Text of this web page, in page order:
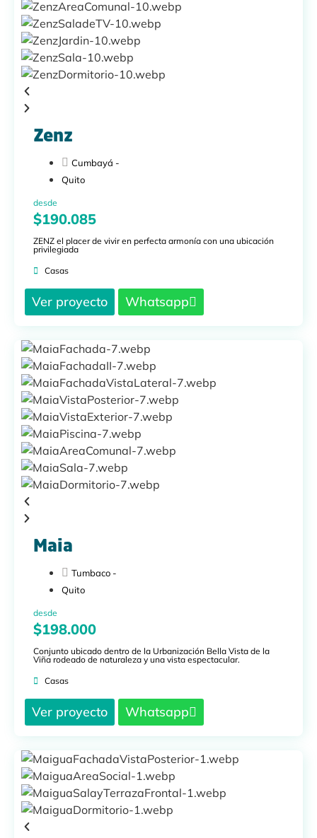
Zenz
Cumbayá -
Quito
desde
$190.085
ZENZ el placer de vivir en perfecta armonía con una ubicación
privilegiada
Casas
Ver proyecto Whatsapp
Maia
Tumbaco -
Quito
desde
$198.000
Conjunto ubicado dentro de la Urbanización Bella Vista de la
Viña rodeado de naturaleza y una vista espectacular.
Casas
Ver proyecto Whatsapp